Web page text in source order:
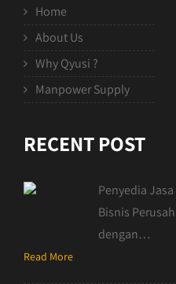
Home
About Us
Why Qyusi ?
Manpower Supply
RECENT POST
Penyedia
Bisnis
dengan…
Read More